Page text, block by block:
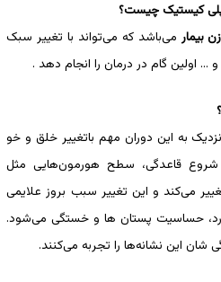
پلی کیستیک چیست؟
بیمار می‌باشد که می‌تواند با تغییر سبک
اولین گام در درمان را انجام دهد .
به این دوران مهم باتغییر خلق و خو
10 روز قبل از شروع قاعدگی، سطح هورمون‌هایی مثل
می‌کند و این تغییر سبب بروز علایمی
حساسیت پستان ها و خستگی می‌شود.